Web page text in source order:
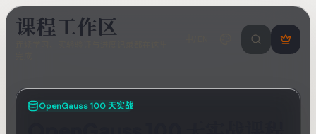
课程工作区
搜索课程 /
登
注
OpenGauss 100 天实战